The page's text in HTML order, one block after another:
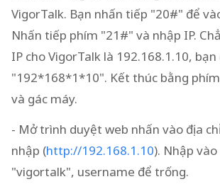
VigorTalk. Bạn nhấn tiếp "20#" để
Nhấn tiếp phím "21#" và nhập IP.
IP cho VigorTalk là 192.168.1.10,
"192*168*1*10". Kết thúc bằng
và gác máy.
- Mở trình duyệt web nhấn vào địa
nhập (http://192.168.1.10). Nhập
"vigortalk", username để trống.